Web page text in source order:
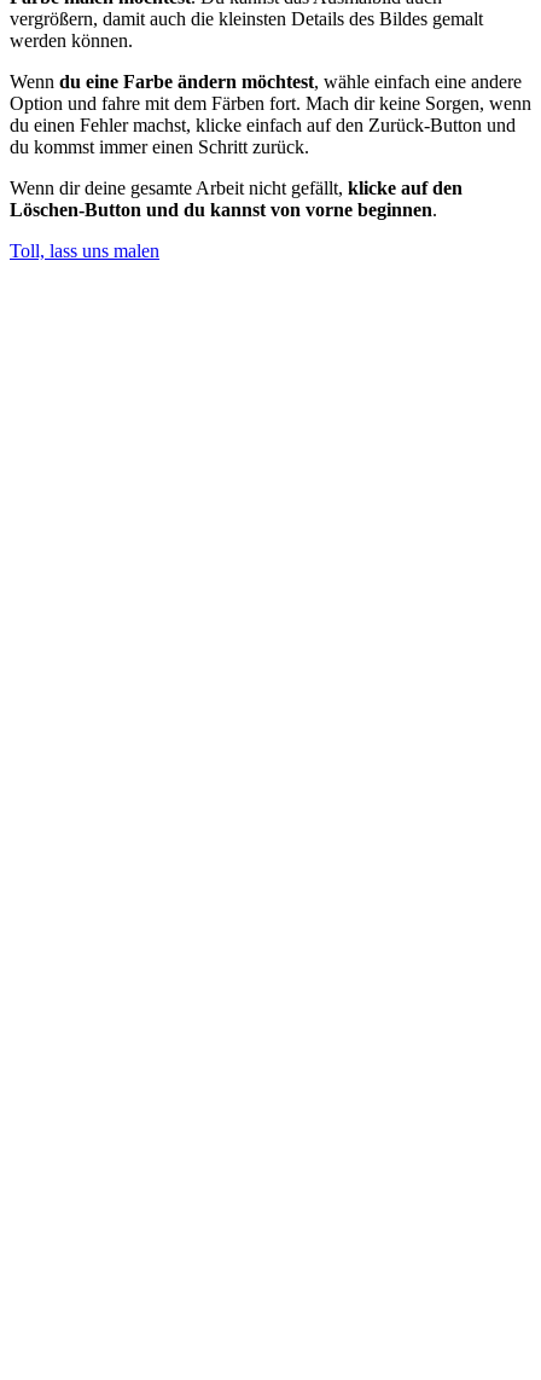
vergrößern, damit auch die kleinsten Details des Bildes gemalt
werden können.
Wenn du eine Farbe ändern möchtest, wähle einfach eine andere
Option und fahre mit dem Färben fort. Mach dir keine Sorgen, wenn
du einen Fehler machst, klicke einfach auf den Zurück-Button und
du kommst immer einen Schritt zurück.
Wenn dir deine gesamte Arbeit nicht gefällt, klicke auf den
Löschen-Button und du kannst von vorne beginnen.
Toll, lass uns malen